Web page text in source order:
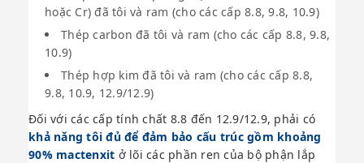
hoặc Cr) đã tôi và ram (cho các cấp 8.8, 9.8, 10.9)
Thép carbon đã tôi và ram (cho các cấp 8.8, 9.8,
10.9)
Thép hợp kim đã tôi và ram (cho các cấp 8.8,
9.8, 10.9, 12.9/12.9)
Đối với các cấp tính chất 8.8 đến 12.9/12.9, phải có
khả năng tôi đủ để đảm bảo cấu trúc gồm khoảng
90% mactenxit ở lõi các phần ren của bộ phận lắp